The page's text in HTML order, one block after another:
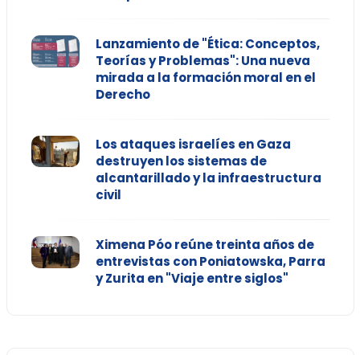
Lanzamiento de "Ética: Conceptos,
Teorías y Problemas": Una nueva
mirada a la formación moral en el
Derecho
Los ataques israelíes en Gaza
destruyen los sistemas de
alcantarillado y la infraestructura
civil
Ximena Póo reúne treinta años de
entrevistas con Poniatowska, Parra
y Zurita en "Viaje entre siglos"